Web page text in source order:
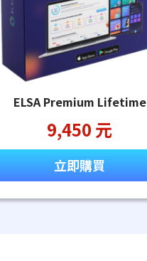
ELSA Premium Lifetime
9,450 元
立即購買